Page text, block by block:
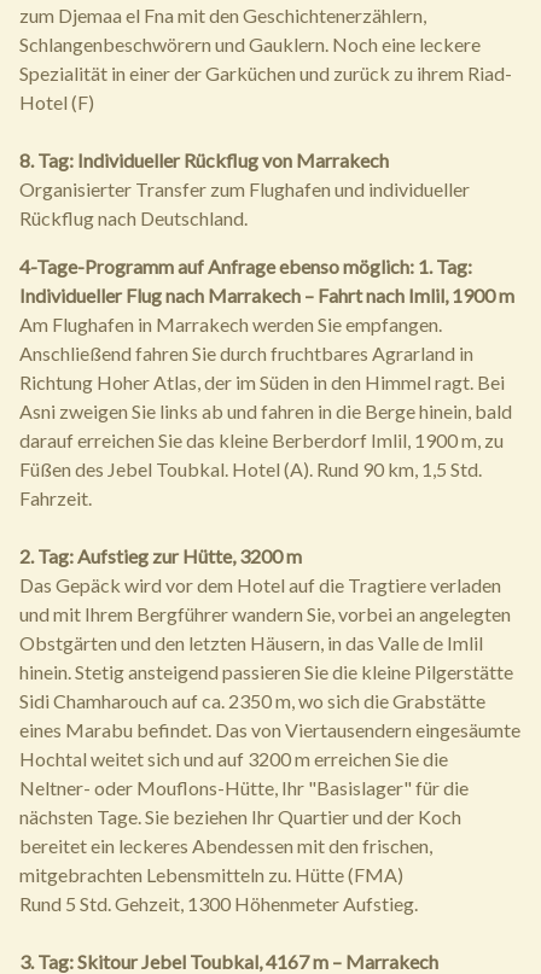
zum Djemaa el Fna mit den Geschichtenerzählern,
Schlangenbeschwörern und Gauklern. Noch eine leckere
Spezialität in einer der Garküchen und zurück zu ihrem Riad-
Hotel (F)
8. Tag: Individueller Rückflug von Marrakech
Organisierter Transfer zum Flughafen und individueller
Rückflug nach Deutschland.
4-Tage-Programm auf Anfrage ebenso möglich: 1. Tag:
Individueller Flug nach Marrakech – Fahrt nach Imlil, 1900 m
Am Flughafen in Marrakech werden Sie empfangen.
Anschließend fahren Sie durch fruchtbares Agrarland in
Richtung Hoher Atlas, der im Süden in den Himmel ragt. Bei
Asni zweigen Sie links ab und fahren in die Berge hinein, bald
darauf erreichen Sie das kleine Berberdorf Imlil, 1900 m, zu
Füßen des Jebel Toubkal. Hotel (A). Rund 90 km, 1,5 Std.
Fahrzeit.
2. Tag: Aufstieg zur Hütte, 3200 m
Das Gepäck wird vor dem Hotel auf die Tragtiere verladen
und mit Ihrem Bergführer wandern Sie, vorbei an angelegten
Obstgärten und den letzten Häusern, in das Valle de Imlil
hinein. Stetig ansteigend passieren Sie die kleine Pilgerstätte
Sidi Chamharouch auf ca. 2350 m, wo sich die Grabstätte
eines Marabu befindet. Das von Viertausendern eingesäumte
Hochtal weitet sich und auf 3200 m erreichen Sie die
Neltner- oder Mouflons-Hütte, Ihr "Basislager" für die
nächsten Tage. Sie beziehen Ihr Quartier und der Koch
bereitet ein leckeres Abendessen mit den frischen,
mitgebrachten Lebensmitteln zu. Hütte (FMA)
Rund 5 Std. Gehzeit, 1300 Höhenmeter Aufstieg.
3. Tag: Skitour Jebel Toubkal, 4167 m – Marrakech